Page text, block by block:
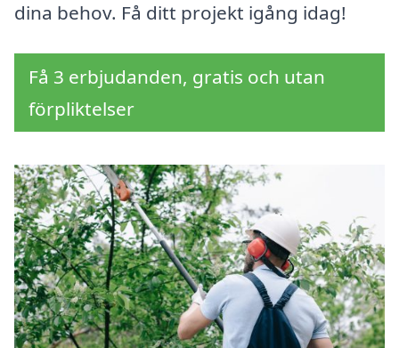
dina behov. Få ditt projekt igång idag!
Få 3 erbjudanden, gratis och utan
förpliktelser